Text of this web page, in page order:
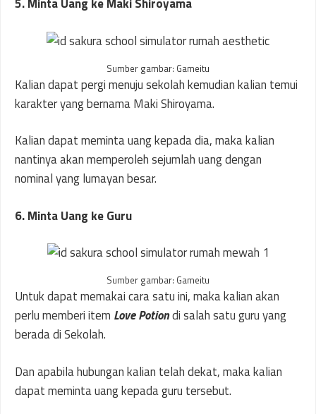
Sumber gambar: Gameitu
Kalian dapat pergi menuju sekolah kemudian kalian temui
karakter yang bernama Maki Shiroyama.
Kalian dapat meminta uang kepada dia, maka kalian
nantinya akan memperoleh sejumlah uang dengan
nominal yang lumayan besar.
6. Minta Uang ke Guru
Sumber gambar: Gameitu
Untuk dapat memakai cara satu ini, maka kalian akan
perlu memberi item Love Potiondi salah satu guru yang
berada di Sekolah.
Dan apabila hubungan kalian telah dekat, maka kalian
dapat meminta uang kepada guru tersebut.